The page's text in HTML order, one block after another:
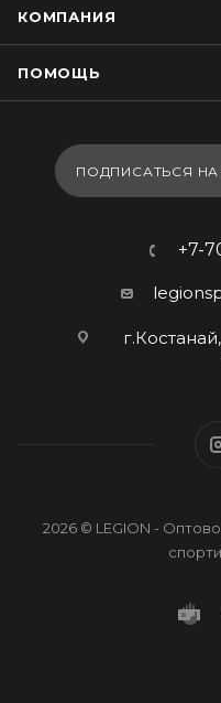
КОМПАНИЯ
ПОМОЩЬ
ПОДПИСАТЬСЯ
+7-
2026 © LEGION -